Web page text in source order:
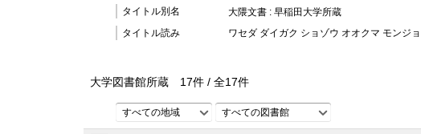
タイトル別名
大隈文書 : 早稲田大学所蔵
タイトル読み
ワセダ ダイガク ショゾウ オオクマ モンジョ
大学図書館所蔵 17件 / 全17件
すべての地域 すべての図書館